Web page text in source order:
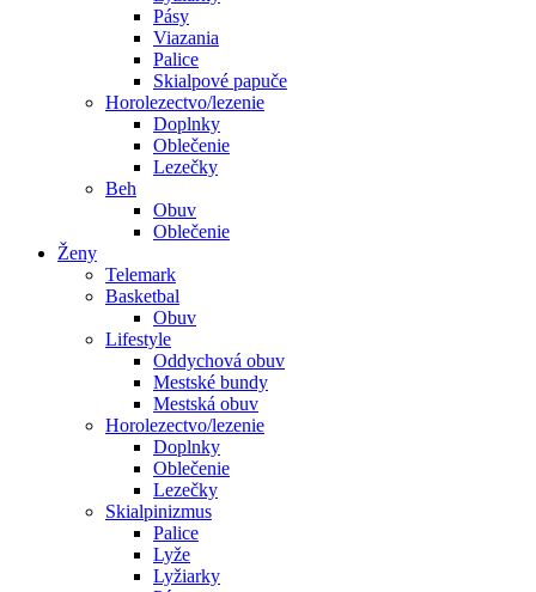
Pásy
Viazania
Palice
Skialpové papuče
Horolezectvo/lezenie
Doplnky
Oblečenie
Lezečky
Beh
Obuv
Oblečenie
Ženy
Telemark
Basketbal
Obuv
Lifestyle
Oddychová obuv
Mestské bundy
Mestská obuv
Horolezectvo/lezenie
Doplnky
Oblečenie
Lezečky
Skialpinizmus
Palice
Lyže
Lyžiarky